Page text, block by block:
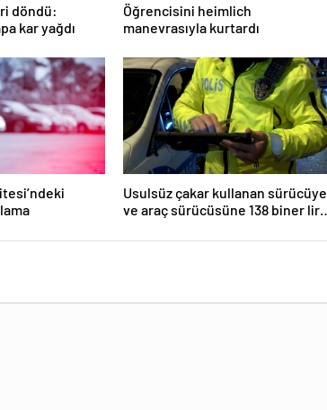
döndü:
kar yağdı
Öğrencisini heimlich
manevrasıyla kurtardı
Usulsüz çakar kullanan sürücüye
ve araç sürücüsüne 138 biner lira